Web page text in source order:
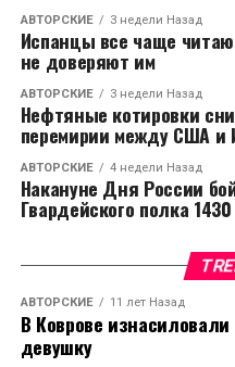
12 октября. Обе
ближайшее время
Аналогичный случай
когда активистки той же
краску на стены собора
Барселоне.
RELATED TOPICS:
Борис Эбзеев и
соглашение о
НЕ ПРОПУСТИТЕ
Франция ввела красный
АВТОРСКИЕ 3 недели Назад
Испанцы все чаще
не доверяют им
АВТОРСКИЕ 3 недели Назад
Нефтяные котировки
перемирии между США и
АВТОРСКИЕ 4 недели Назад
Накануне Дня России
Гвардейского полка
АВТОРСКИЕ 11 лет Назад
В Коврове
девушку